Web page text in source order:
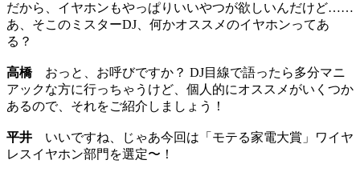
だから、イヤホンもやっぱりいいやつが欲しいんだけど……
あ、そこのミスターDJ、何かオススメのイヤホンってあ
る？
高橋おっと、お呼びですか？ DJ目線で語ったら多分マニ
アックな方に行っちゃうけど、個人的にオススメがいくつか
あるので、それをご紹介しましょう！
平井 いいですね、じゃあ今回は「モテる家電大賞」ワイヤ
レスイヤホン部門を選定〜！